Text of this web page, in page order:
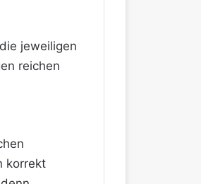
jeweiligen
reichen
korrekt